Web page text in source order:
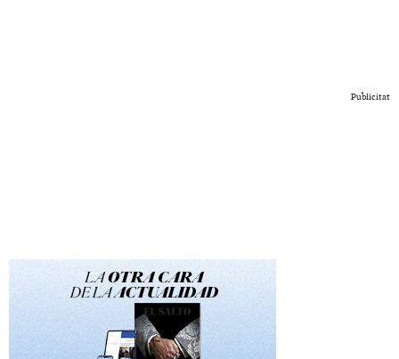
Publicitat